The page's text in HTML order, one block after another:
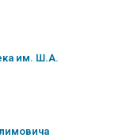
им. Ш.А.